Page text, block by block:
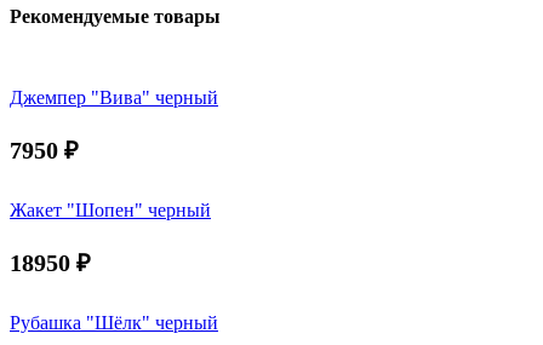
Рекомендуемые товары
Джемпер "Вива" черный
7950 ₽
Жакет "Шопен" черный
18950 ₽
Рубашка "Шёлк" черный